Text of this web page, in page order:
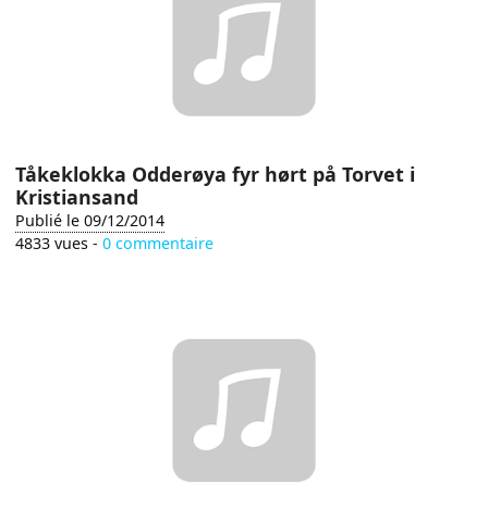
Tåkeklokka Odderøya fyr hørt på Torvet i
Kristiansand
Publié le 09/12/2014
4833 vues -0 commentaire